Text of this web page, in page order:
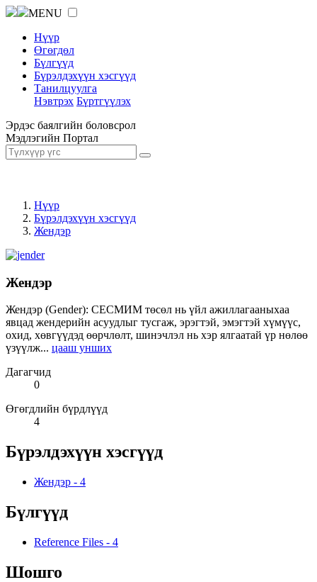
MENU
Нүүр
Өгөгдөл
Бүлгүүд
Бүрэлдэхүүн хэсгүүд
Танилцуулга
Нэвтрэх Бүртгүүлэх
Эрдэс баялгийн боловсрол
Мэдлэгийн Портал
Нүүр
Бүрэлдэхүүн хэсгүүд
Жендэр
Жендэр
Жендэр (Gender): СЕСМИМ төсөл нь үйл ажиллагааныхаа
явцад жендерийн асуудлыг тусгаж, эрэгтэй, эмэгтэй хүмүүс,
охид, хөвгүүдэд өөрчлөлт, шинэчлэл нь хэр ялгаатай үр нөлөө
үзүүлж... цааш унших
Дагагчид
0
Өгөгдлийн бүрдлүүд
4
Бүрэлдэхүүн хэсгүүд
Жендэр - 4
Бүлгүүд
Reference Files - 4
Шошго